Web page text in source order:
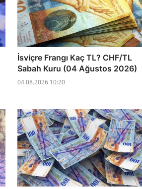
İsviçre Frangı Kaç TL? CHF/TL
Sabah Kuru (04 Ağustos 2026)
04.08.2026 10:20